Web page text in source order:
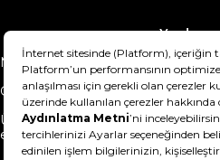
Yardım
Mesafeli Satış Sözleşmesi
Gizlilik Sözleşmesi
Ürünümü nasıl iade
edebilirim?